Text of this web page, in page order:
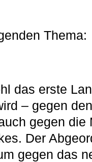
Thema:
das erste
– gegen
gegen die
Der
gegen das